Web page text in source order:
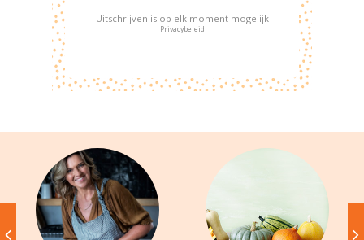
Uitschrijven is op elk moment mogelijk
Privacybeleid